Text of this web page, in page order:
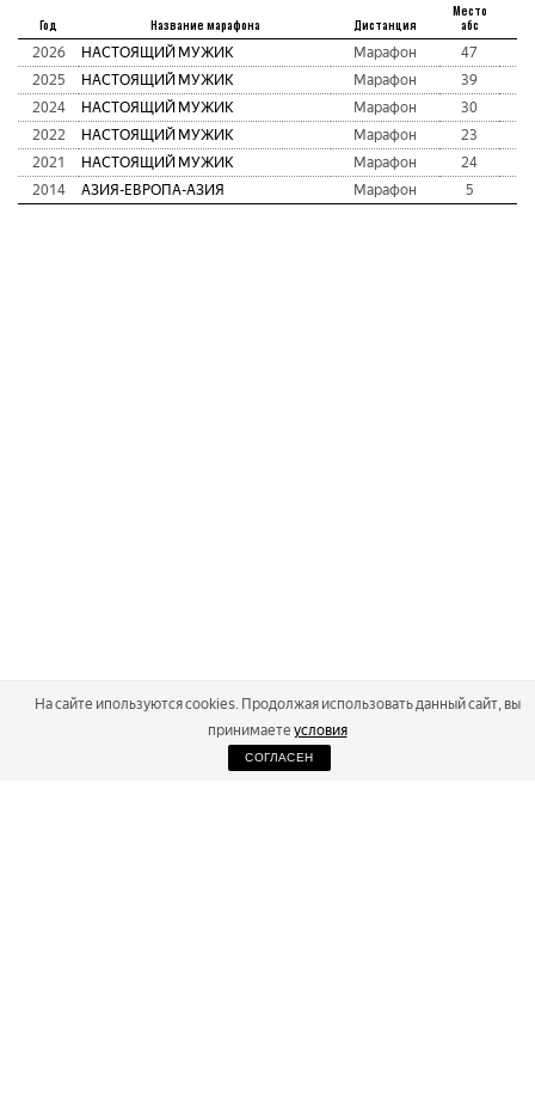
Год Название марафона Дистанция
Место
абс
2026 НАСТОЯЩИЙ МУЖИК Марафон 47
2025
НАСТОЯЩИЙ МУЖИК Марафон 39
2024
НАСТОЯЩИЙ МУЖИК Марафон 30
2022
НАСТОЯЩИЙ МУЖИК Марафон 23
2021
НАСТОЯЩИЙ МУЖИК Марафон 24
2014
АЗИЯ-ЕВРОПА-АЗИЯ Марафон 5
На сайте ипользуются cookies. Продолжая использовать данный сайт, вы
принимаете условия
СОГЛАСЕН